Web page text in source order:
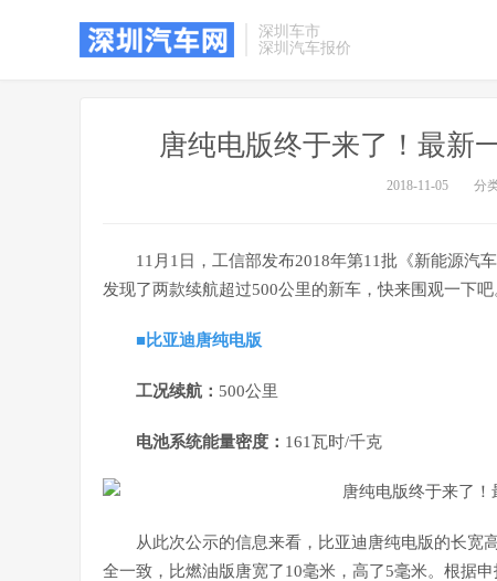
深圳车市
深圳汽车报价
唐纯电版终于来了！最新
2018-11-05 分
11月1日，工信部发布2018年第11批《新能源汽
发现了两款续航超过500公里的新车，快来围观一下吧
■比亚迪唐纯电版
工况续航： 500公里
电池系统能量密度： 161瓦时/千克
从此次公示的信息来看， 比亚迪唐纯电版的长宽
全一致，比燃油版唐宽了10毫米，高了5毫米。根据